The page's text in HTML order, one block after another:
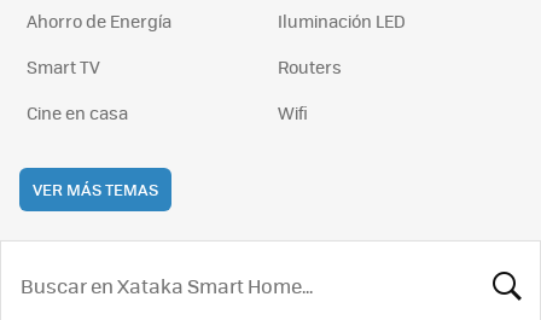
Ahorro de Energía
Iluminación LED
Smart TV
Routers
Cine en casa
Wifi
VER MÁS TEMAS